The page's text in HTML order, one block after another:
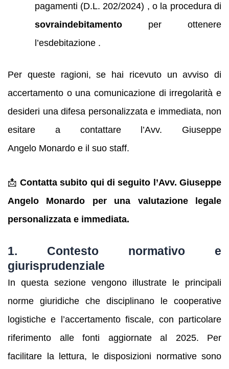
pagamenti (D.L. 202/2024) , o la procedura di
sovraindebitamentoper ottenere
l’esdebitazione .
Per queste ragioni, se hai ricevuto un avviso di
accertamento o una comunicazione di irregolarità e
desideri una difesa personalizzata e immediata, non
esitare a contattare l’Avv. Giuseppe
Angelo Monardo e il suo staff.
📩 Contatta subito qui di seguito l’Avv. Giuseppe
Angelo Monardo per una valutazione legale
personalizzata e immediata.
1. Contesto normativo e
giurisprudenziale
In questa sezione vengono illustrate le principali
norme giuridiche che disciplinano le cooperative
logistiche e l’accertamento fiscale, con particolare
riferimento alle fonti aggiornate al 2025. Per
facilitare la lettura, le disposizioni normative sono